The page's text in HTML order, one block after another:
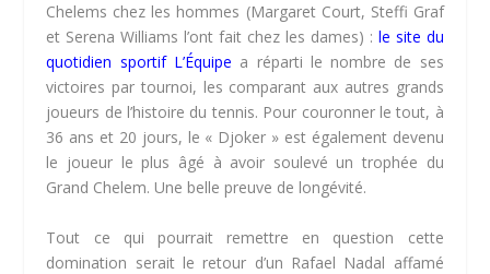
Chelems chez les hommes (Margaret Court, Steffi Graf
et Serena Williams l’ont fait chez les dames) : le site du
quotidien sportif L’Équipe a réparti le nombre de ses
victoires par tournoi, les comparant aux autres grands
joueurs de l’histoire du tennis. Pour couronner le tout, à
36 ans et 20 jours, le « Djoker » est également devenu
le joueur le plus âgé à avoir soulevé un trophée du
Grand Chelem. Une belle preuve de longévité.
Tout ce qui pourrait remettre en question cette
domination serait le retour d’un Rafael Nadal affamé